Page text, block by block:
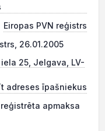
Eiropas PVN reģistrs
26.01.2005
25, Jelgava, LV-
adreses īpašniekus
reģistrēta apmaksa